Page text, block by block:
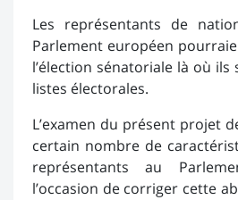
Les représentants de
Parlement européen
l’élection sénatoriale là où
listes électorales.
L’examen du présent projet
certain nombre de
représentants au
l’occasion de corriger cette